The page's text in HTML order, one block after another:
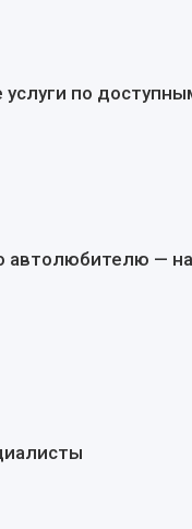
услуги по
автолюбителю —